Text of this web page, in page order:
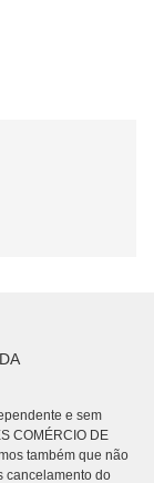
e sem
COMÉRCIO DE
também que não
cancelamento do